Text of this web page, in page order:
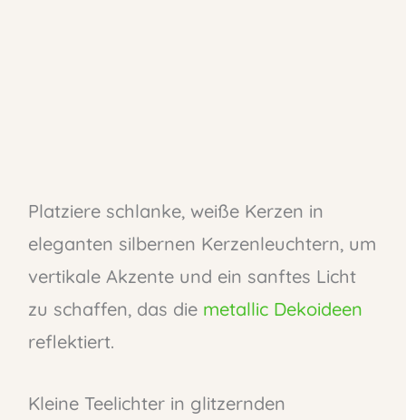
Platziere schlanke, weiße Kerzen in
eleganten silbernen Kerzenleuchtern, um
vertikale Akzente und ein sanftes Licht
zu schaffen, das die metallic Dekoideen
reflektiert.
Kleine Teelichter in glitzernden